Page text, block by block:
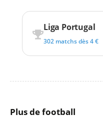
Liga Portugal
302 matchs dès 4 €
Plus de football